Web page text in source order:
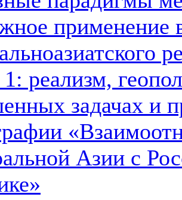
применение
реализм,
задачах и
Азии с